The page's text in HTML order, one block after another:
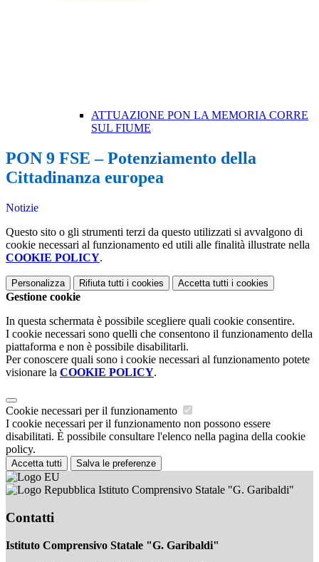
ATTUAZIONE PON LA MEMORIA CORRE
SUL FIUME
PON 9 FSE – Potenziamento della
Cittadinanza europea
Notizie
Questo sito o gli strumenti terzi da questo utilizzati si avvalgono di
cookie necessari al funzionamento ed utili alle finalità illustrate nella
COOKIE POLICY.
Personalizza Rifiuta tutti i cookies Accetta tutti i cookies
Gestione cookie
In questa schermata è possibile scegliere quali cookie consentire.
I cookie necessari sono quelli che consentono il funzionamento della
piattaforma e non è possibile disabilitarli.
Per conoscere quali sono i cookie necessari al funzionamento potete
visionare la COOKIE POLICY.
Cookie necessari per il funzionamento
I cookie necessari per il funzionamento non possono essere
disabilitati. È possibile consultare l'elenco nella pagina della cookie
policy.
Accetta tutti Salva le preferenze
Istituto Comprensivo Statale "G. Garibaldi"
Contatti
Istituto Comprensivo Statale "G. Garibaldi"